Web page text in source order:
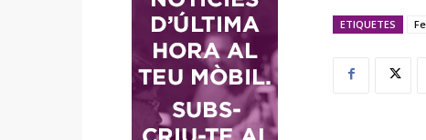
ETIQUETES